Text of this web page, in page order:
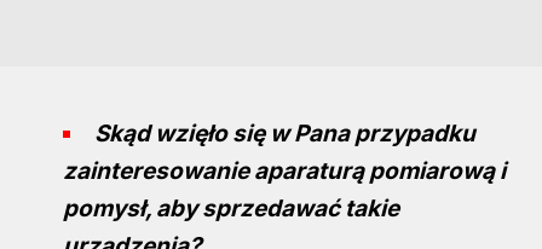
Skąd wzięło się w Pana przypadku
zainteresowanie aparaturą pomiarową i
pomysł, aby sprzedawać takie